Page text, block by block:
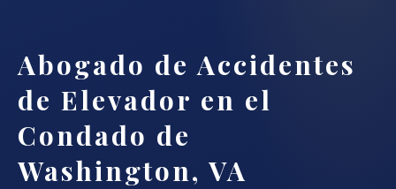
Abogado de Accidentes
de Elevador en el
Condado de
Washington, VA